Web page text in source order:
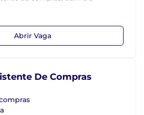
Abrir Vaga
De Compras